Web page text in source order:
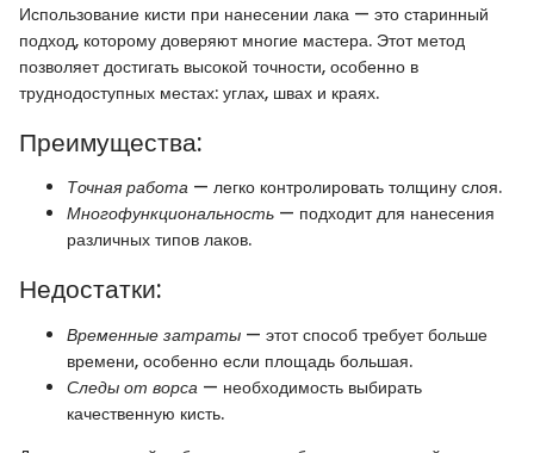
Использование кисти при нанесении лака — это старинный
подход, которому доверяют многие мастера. Этот метод
позволяет достигать высокой точности, особенно в
труднодоступных местах: углах, швах и краях.
Преимущества:
Точная работа — легко контролировать толщину слоя.
Многофункциональность — подходит для нанесения
различных типов лаков.
Недостатки:
Временные затраты — этот способ требует больше
времени, особенно если площадь большая.
Следы от ворса — необходимость выбирать
качественную кисть.